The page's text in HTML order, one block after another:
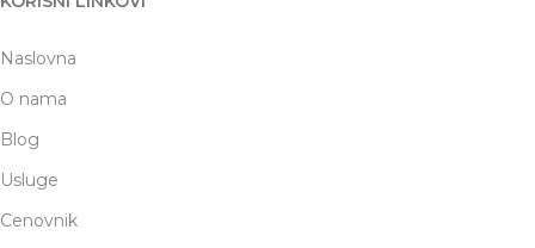
Naslovna
O nama
Blog
Usluge
Cenovnik